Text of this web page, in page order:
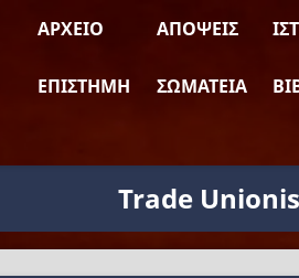
ΑΡΧΕΊΟ ΑΠΌΨΕΙΣ
ΕΠΙΣΤΉΜΗ ΣΩΜΑΤΕΊΑ
Trade